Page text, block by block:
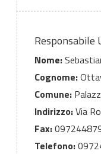
Responsabile
Nome:
Cognome:
Comune:
Indirizzo:Via
Fax:
Telefono: